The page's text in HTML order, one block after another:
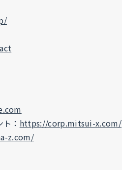
： https://corp.mitsui-x.com/
z.com/